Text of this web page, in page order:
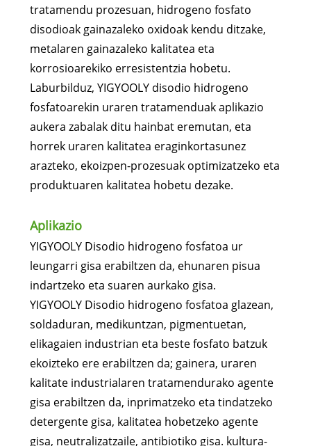
tratamendu prozesuan, hidrogeno fosfato
disodioak gainazaleko oxidoak kendu ditzake,
metalaren gainazaleko kalitatea eta
korrosioarekiko erresistentzia hobetu.
Laburbilduz, YIGYOOLY disodio hidrogeno
fosfatoarekin uraren tratamenduak aplikazio
aukera zabalak ditu hainbat eremutan, eta
horrek uraren kalitatea eraginkortasunez
arazteko, ekoizpen-prozesuak optimizatzeko eta
produktuaren kalitatea hobetu dezake.
Aplikazio
YIGYOOLY Disodio hidrogeno fosfatoa ur
leungarri gisa erabiltzen da, ehunaren pisua
indartzeko eta suaren aurkako gisa.
YIGYOOLY Disodio hidrogeno fosfatoa glazean,
soldaduran, medikuntzan, pigmentuetan,
elikagaien industrian eta beste fosfato batzuk
ekoizteko ere erabiltzen da; gainera, uraren
kalitate industrialaren tratamendurako agente
gisa erabiltzen da, inprimatzeko eta tindatzeko
detergente gisa, kalitatea hobetzeko agente
gisa, neutralizatzaile, antibiotiko gisa. kultura-